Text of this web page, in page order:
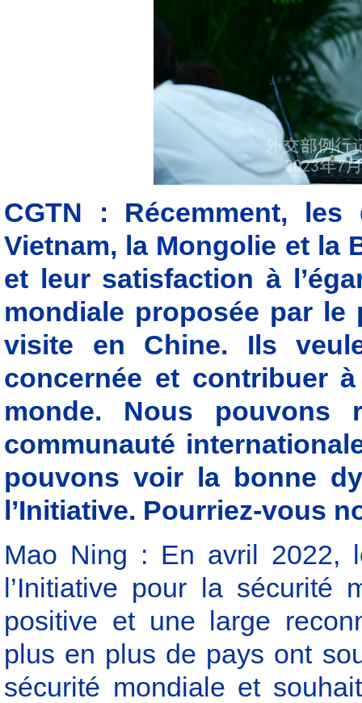
CGTN : Récemment,
Vietnam, la Mongolie et la
et leur satisfaction à
mondiale proposée par
visite en Chine. Ils
concernée et contribuer
monde. Nous pouvons
communauté
pouvons voir la bonne
l’Initiative. Pourriez-vous
Mao Ning : En avril 2022,
l’Initiative pour la sécurité
positive et une large
plus en plus de pays ont
sécurité mondiale et